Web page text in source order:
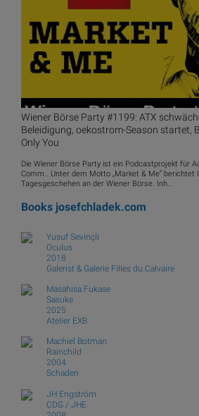
Wiener Börse Party #1199: ATX
Beleidigung, oekostrom-Season startet,
Only You
Die Wiener Börse Party ist ein Podcastprojekt für
Comm.. Unter dem Motto „Market & Me“ berichtet
Tagesgeschehen an der Wiener Börse. Inh...
Books josefchladek.com
Yusuf Sevinçli
Oculus
2018
Galerist & Galerie Filles du Calvaire
Masahisa Fukase
Sasuke
2025
Atelier EXB
Machiel Botman
Rainchild
2004
Schaden
JH Engström
CDG / JHE